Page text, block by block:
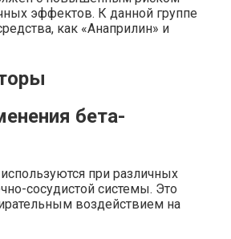
эффектов. К данной группе
как «Анаприлин» и
бета-
при различных
сосудистой системы. Это
воздействием на